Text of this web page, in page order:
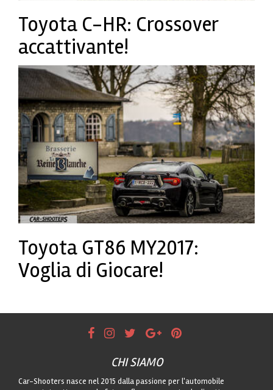
Toyota C-HR: Crossover
accattivante!
Toyota GT86 MY2017:
Voglia di Giocare!
CHI SIAMO
Car-Shooters nasce nel 2015 dalla passione per l'automobile